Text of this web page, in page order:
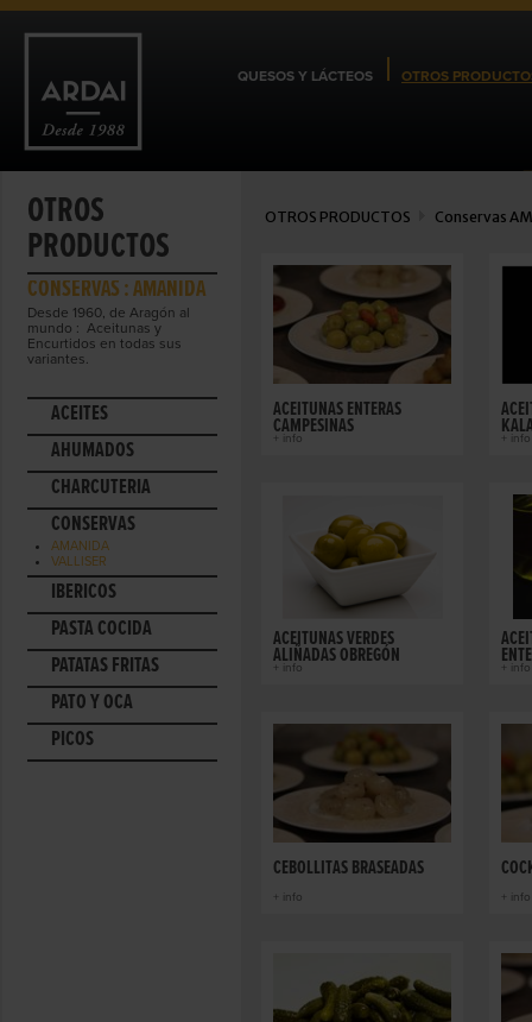
QUESOS Y LÁCTEOS OTROS
OTROS
PRODUCTOS
CONSERVAS : AMANIDA
Desde 1960, de Aragón al
mundo : Aceitunas y
Encurtidos en todas sus
variantes.
ACEITES
AHUMADOS
CHARCUTERÍA
CONSERVAS
AMANIDA
VALLISER
IBÉRICOS
PASTA COCIDA
PATATAS FRITAS
PATO Y OCA
PICOS
OTROS PRODUCTOS Conservas
ACEITUNAS ENTERAS
CAMPESINAS
+ info + info
ACEITUNAS VERDES
ALIÑADAS OBREGÓN
+ info + info
CEBOLLITAS BRASEADAS
+ info + info